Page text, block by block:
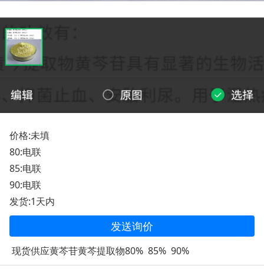
价格:未填
80:电联
85:电联
90:电联
发货:1天内
发送询价
现货供应黄芩苷黄芩提取物80% 85% 90%